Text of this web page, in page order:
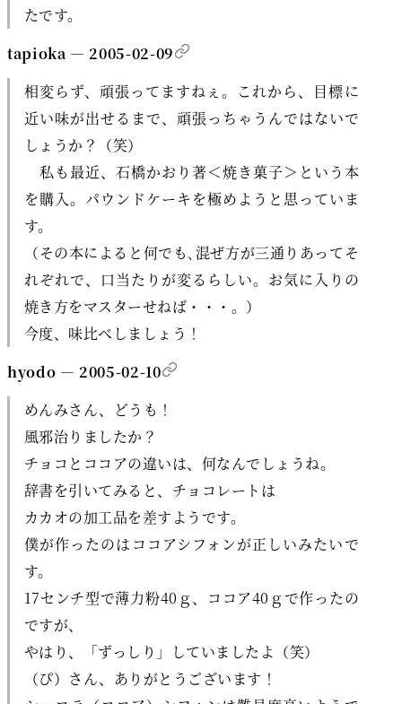
たです。
tapioka — 2005-02-09
相変らず、頑張ってますねぇ。これから、目標に
近い味が出せるまで、頑張っちゃうんではないで
しょうか？（笑）
私も最近、石橋かおり著＜焼き菓子＞という本
を購入。パウンドケーキを極めようと思っていま
す。
（その本によると何でも､混ぜ方が三通りあってそ
れぞれで、口当たりが変るらしい。お気に入りの
焼き方をマスターせねば・・・。）
今度、味比べしましょう！
hyodo — 2005-02-10
めんみさん、どうも！
風邪治りましたか？
チョコとココアの違いは、何なんでしょうね。
辞書を引いてみると、チョコレートは
カカオの加工品を差すようです。
僕が作ったのはココアシフォンが正しいみたいで
す。
17センチ型で薄力粉40ｇ、ココア40ｇで作ったの
ですが、
やはり、「ずっしり」していましたよ（笑）
（ぴ）さん、ありがとうございます！